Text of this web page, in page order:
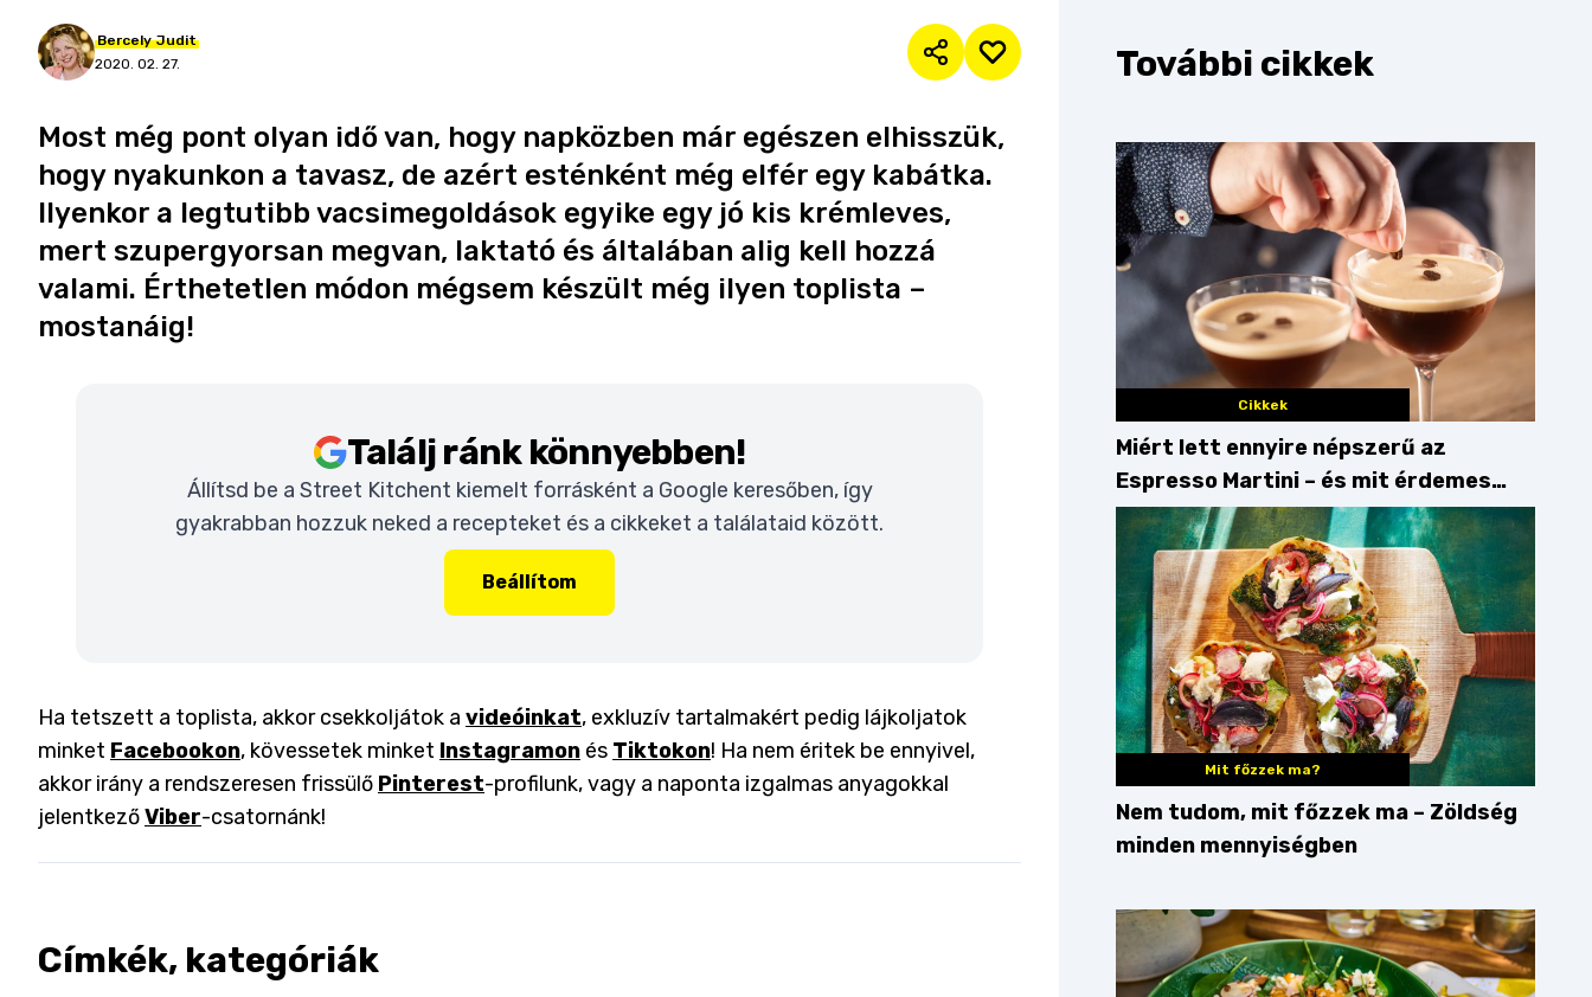
Bercely Judit
2020. 02. 27.
Most még pont olyan idő van, hogy napközben már egészen elhisszük,
hogy nyakunkon a tavasz, de azért esténként még elfér egy kabátka.
Ilyenkor a legtutibb vacsimegoldások egyike egy jó kis krémleves,
mert szupergyorsan megvan, laktató és általában alig kell hozzá
valami. Érthetetlen módon mégsem készült még ilyen toplista –
mostanáig!
Találj ránk könnyebben!
Állítsd be a Street Kitchent kiemelt forrásként a Google keresőben, így
gyakrabban hozzuk neked a recepteket és a cikkeket a találataid között.
Beállítom
Ha tetszett a toplista, akkor csekkoljátok a videóinkat, exkluzív tartalmakért pedig lájkoljatok
minket Facebookon, kövessetek minket Instagramon és Tiktokon! Ha nem éritek be ennyivel,
akkor irány a rendszeresen frissülő Pinterest-profilunk, vagy a naponta izgalmas anyagokkal
jelentkezőViber-csatornánk!
Címkék, kategóriák
További cikkek
Cikkek
Miért lett ennyire népszerű az
Espresso Martini – és mit érdemes
enni mellé?
Mit főzzek ma?
Nem tudom, mit főzzek ma – Zöldség
minden mennyiségben